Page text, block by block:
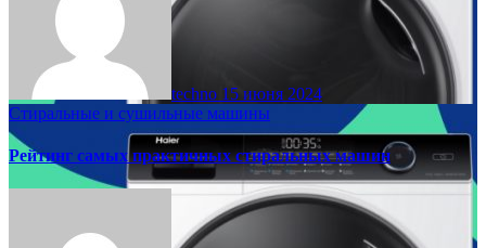
techno 15 июня 2024
Стиральные и сушильные машины
Рейтинг самых практичных стиральных машин